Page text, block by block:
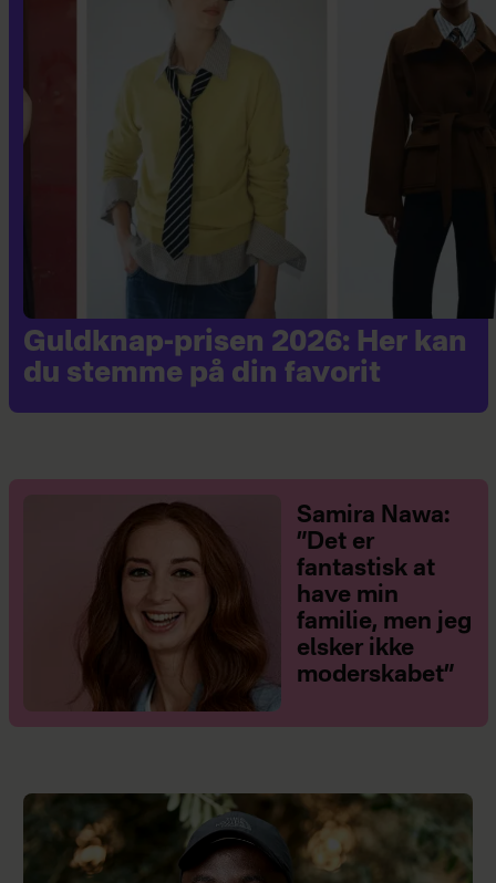
Guldknap-prisen 2026: Her kan
du stemme på din favorit
Samira Nawa:
”Det er
fantastisk at
have min
familie, men jeg
elsker ikke
moderskabet”